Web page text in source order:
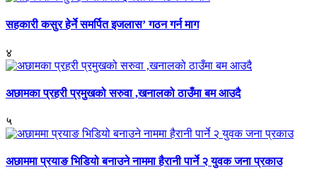
सहकारी कसुर हेर्ने समर्पित इजलास’ गठन गर्न माग
४
अछामका प्रहरी प्रमुखको सरुवा ,खनालको ठाउँमा बम आउदै
५
अछाममा प्रयाङ भिडियो बनाउने नाममा हैरानी पार्ने २ युवक जना प्रकाउ